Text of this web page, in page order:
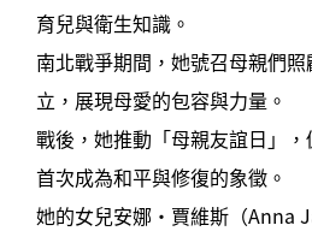
育兒與衛生知識。
南北戰爭期間，她號召母親們
立，展現母愛的包容與力量。
戰後，她推動「母親友誼日」，
首次成為和平與修復的象徵。
她的女兒安娜·賈維斯（Anna